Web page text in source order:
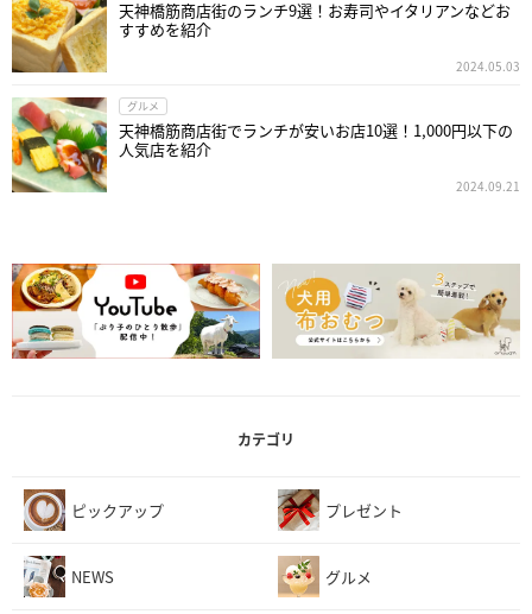
天神橋筋商店街のランチ9選！お寿司やイタリアンなどお
すすめを紹介
2024.05.03
グルメ
天神橋筋商店街でランチが安いお店10選！1,000円以下の
人気店を紹介
2024.09.21
カテゴリ
ピックアップ プレゼント
NEWS グルメ